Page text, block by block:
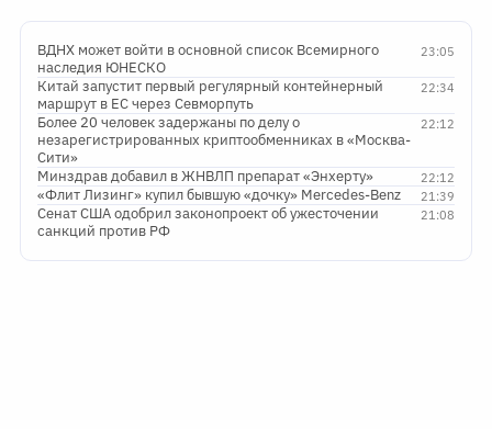
23:05
ВДНХ может войти в основной список Всемирного
наследия ЮНЕСКО
22:34
Китай запустит первый регулярный контейнерный
маршрут в ЕС через Севморпуть
22:12
Более 20 человек задержаны по делу о
незарегистрированных криптообменниках в «Москва-
Сити»
22:12
Минздрав добавил в ЖНВЛП препарат «Энхерту»
21:39
«Флит Лизинг» купил бывшую «дочку» Mercedes-Benz
21:08
Сенат США одобрил законопроект об ужесточении
санкций против РФ